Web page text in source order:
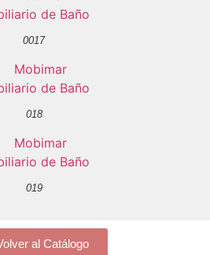
0017
018
019
al Catálogo